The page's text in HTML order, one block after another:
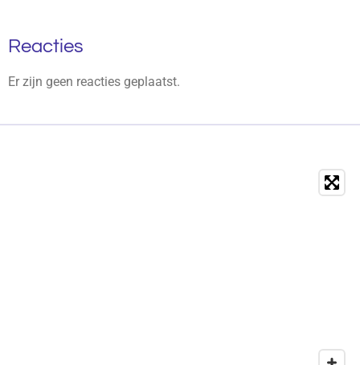
Reacties
Er zijn geen reacties geplaatst.